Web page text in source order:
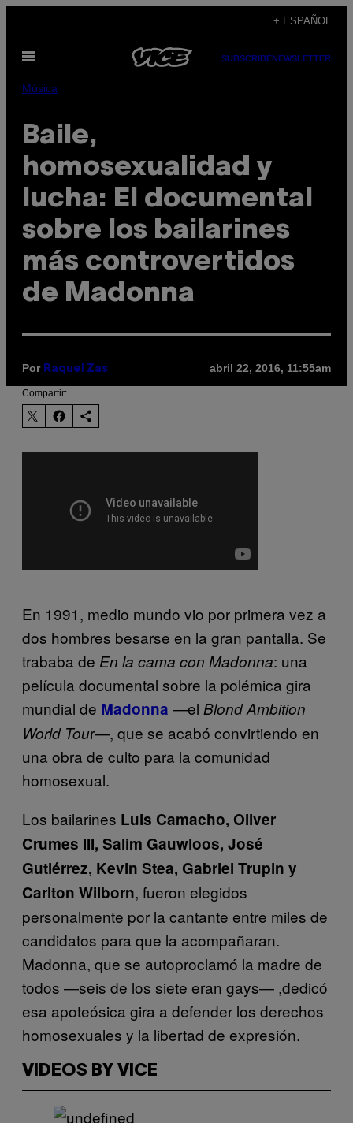
contenido
+ ESPAÑOL
Abrir
SUBSCRIBENEWSLETTER
Música
Baile,
homosexualidad y
lucha: El documental
sobre los bailarines
más controvertidos
de Madonna
Por Raquel Zas abril 22, 2016, 11:55am
Compartir:
En 1991, medio mundo vio por primera vez a
dos hombres besarse en la gran pantalla. Se
trababa de En la cama con Madonna: una
película documental sobre la polémica gira
mundial de Madonna —el Blond Ambition
World Tour—, que se acabó convirtiendo en
una obra de culto para la comunidad
homosexual.
Los bailarines Luis Camacho, Oliver
Crumes III, Salim Gauwloos, José
Gutiérrez, Kevin Stea, Gabriel Trupin y
Carlton Wilborn, fueron elegidos
personalmente por la cantante entre miles de
candidatos para que la acompañaran.
Madonna, que se autoproclamó la madre de
todos —seis de los siete eran gays— ,dedicó
esa apoteósica gira a defender los derechos
homosexuales y la libertad de expresión.
VIDEOS BY VICE